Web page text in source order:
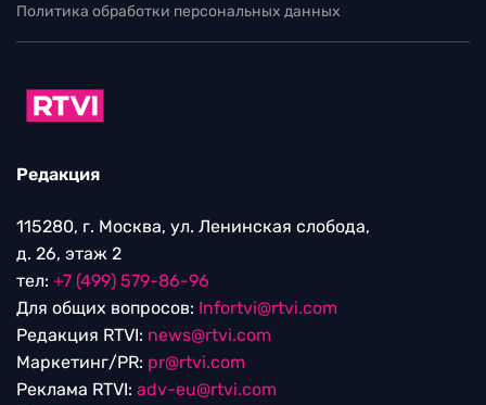
Политика обработки персональных данных
Редакция
115280, г. Москва, ул. Ленинская слобода,
д. 26, этаж 2
тел: +7 (499) 579-86-96
Для общих вопросов: Infortvi@rtvi.com
Редакция RTVI: news@rtvi.com
Маркетинг/PR: pr@rtvi.com
Реклама RTVI: adv-eu@rtvi.com